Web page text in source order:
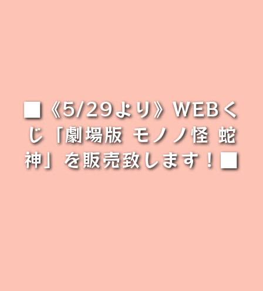
■《5/29より》WEBく
じ「劇場版 モノノ怪 蛇
神」を販売致します！■